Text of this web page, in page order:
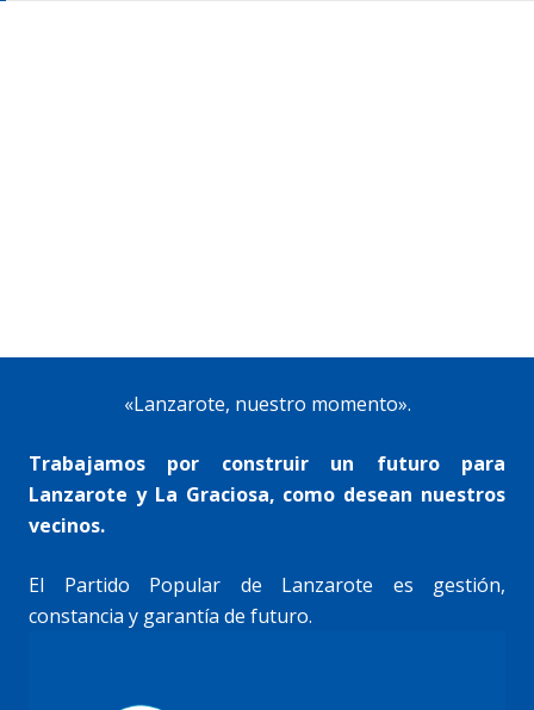
«Lanzarote, nuestro momento».
Trabajamos por construir un futuro para
Lanzarote y La Graciosa, como desean nuestros
vecinos.
El Partido Popular de Lanzarote es gestión,
constancia y garantía de futuro.